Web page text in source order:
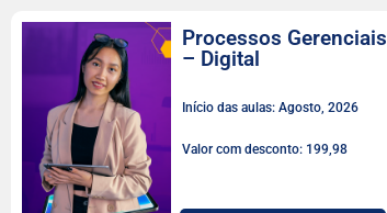
Processos Gerenciais
– Digital
Início das aulas: Agosto, 2026
Valor com desconto: 199,98